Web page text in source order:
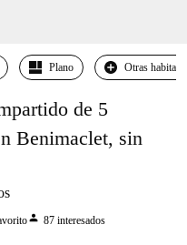
Plano Otras
de 5
Benimaclet, sin
person 87 interesados